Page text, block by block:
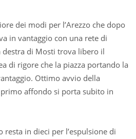
dei modi per l’Arezzo che dopo
in vantaggio con una rete di
destra di Mosti trova libero il
di rigore che la piazza portando la
Ottimo avvio della
affondo si porta subito in
resta in dieci per l’espulsione di